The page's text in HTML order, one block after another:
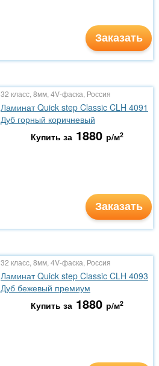
Заказать
32 класс, 8мм, 4V-фаска, Россия
Ламинат Quick step Classic CLH 4091
Дуб горный коричневый
Купить за 1880 р/м2
Заказать
32 класс, 8мм, 4V-фаска, Россия
Ламинат Quick step Classic CLH 4093
Дуб бежевый премиум
Купить за 1880 р/м2